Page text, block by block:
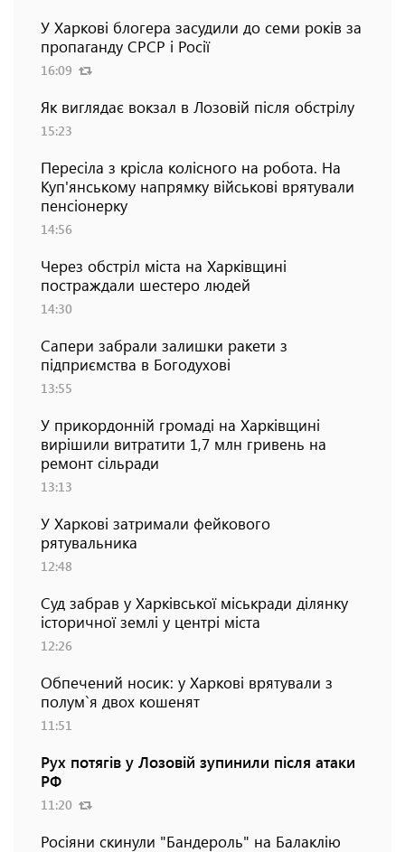
У Харкові блогера засудили до семи років за
пропаганду СРСР і Росії
16:09
Як виглядає вокзал в Лозовій після обстрілу
15:23
Пересіла з крісла колісного на робота. На
Куп'янському напрямку військові врятували
пенсіонерку
14:56
Через обстріл міста на Харківщині
постраждали шестеро людей
14:30
Сапери забрали залишки ракети з
підприємства в Богодухові
13:55
У прикордонній громаді на Харківщині
вирішили витратити 1,7 млн гривень на
ремонт сільради
13:13
У Харкові затримали фейкового
рятувальника
12:48
Суд забрав у Харківської міськради ділянку
історичної землі у центрі міста
12:26
Обпечений носик: у Харкові врятували з
полум`я двох кошенят
11:51
Рух потягів у Лозовій зупинили після атаки
РФ
11:20
Росіяни скинули "Бандероль" на Балаклію